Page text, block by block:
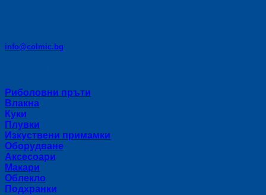
info@colmic.bg
Риболовни пръти
Влакна
Куки
Плувки
Изкуствени примамки
Оборудване
Аксесоари
Макари
Облекло
Подхранки